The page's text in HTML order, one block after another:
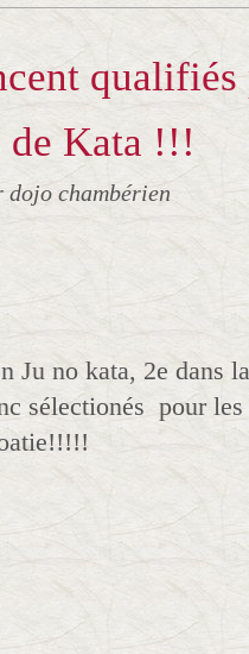
qualifiés
de Kata !!!
dojo chambérien
Ju no kata, 2e dans
sélectionés pour